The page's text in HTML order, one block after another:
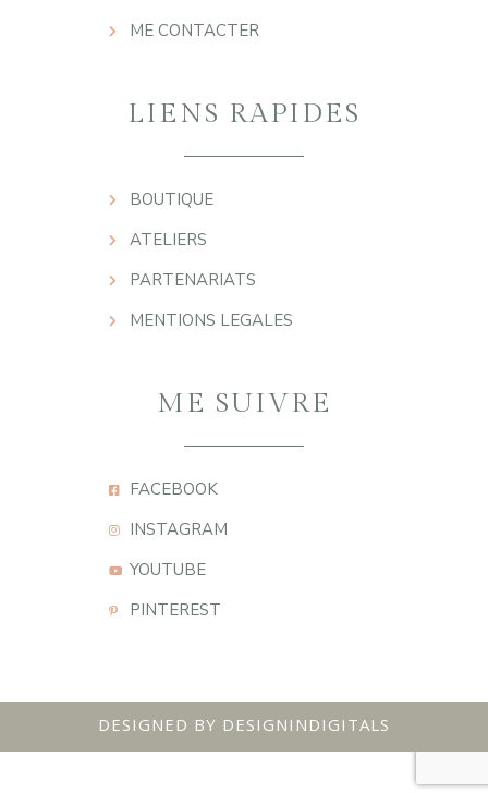
ME CONTACTER
LIENS RAPIDES
BOUTIQUE
ATELIERS
PARTENARIATS
MENTIONS LEGALES
ME SUIVRE
FACEBOOK
INSTAGRAM
YOUTUBE
PINTEREST
DESIGNED BY DESIGNINDIGITALS